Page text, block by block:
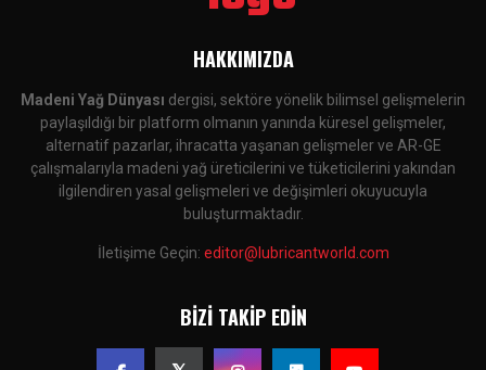
HAKKIMIZDA
Madeni Yağ Dünyası dergisi, sektöre yönelik bilimsel gelişmelerin
paylaşıldığı bir platform olmanın yanında küresel gelişmeler,
alternatif pazarlar, ihracatta yaşanan gelişmeler ve AR-GE
çalışmalarıyla madeni yağ üreticilerini ve tüketicilerini yakından
ilgilendiren yasal gelişmeleri ve değişimleri okuyucuyla
buluşturmaktadır.
İletişime Geçin: editor@lubricantworld.com
BIZI TAKIP EDIN